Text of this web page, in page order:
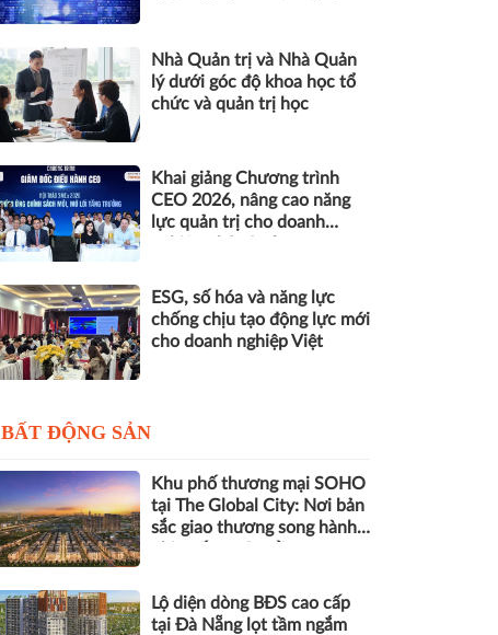
nhân tạo
Nhà Quản trị và Nhà Quản
lý dưới góc độ khoa học tổ
chức và quản trị học
Khai giảng Chương trình
CEO 2026, nâng cao năng
lực quản trị cho doanh
ESG, số hóa và năng lực
chống chịu tạo động lực mới
cho doanh nghiệp Việt
BẤT ĐỘNG SẢN
Khu phố thương mại SOHO
tại The Global City: Nơi bản
sắc giao thương song hành
Lộ diện dòng BĐS cao cấp
tại Đà Nẵng lọt tầm ngắm